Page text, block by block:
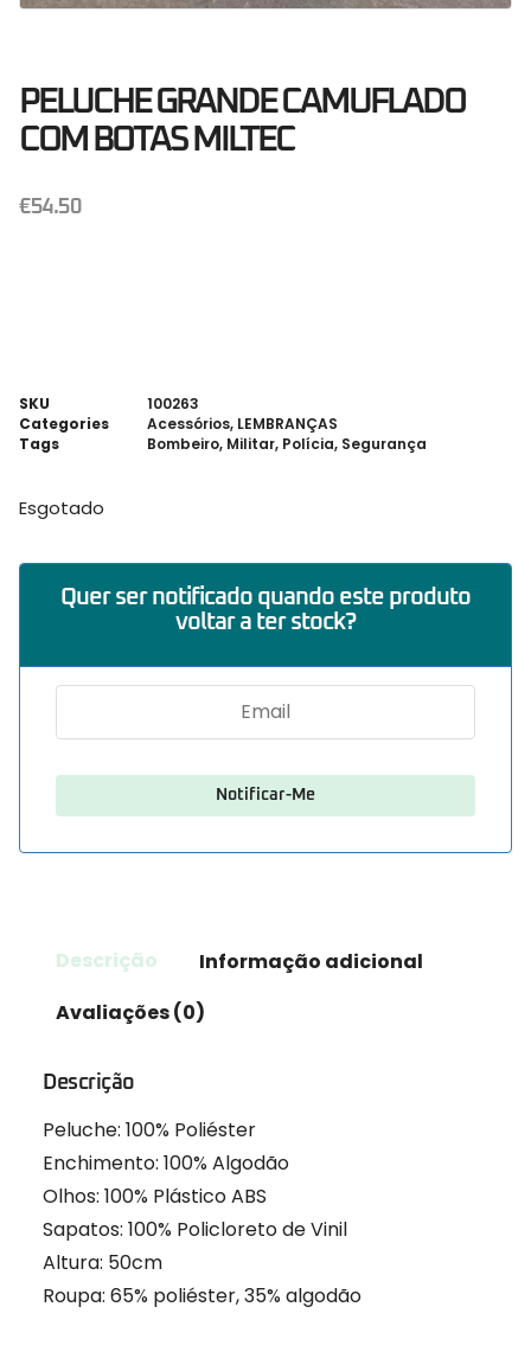
PELUCHE GRANDE CAMUFLADO
COM BOTAS MILTEC
€54.50
SKU
100263
Categories
Acessórios, LEMBRANÇAS
Tags
Bombeiro, Militar, Polícia, Segurança
Esgotado
Quer ser notificado quando este produto
voltar a ter stock?
Descrição
Informação adicional
Avaliações (0)
Descrição
Peluche: 100% Poliéster
Enchimento: 100% Algodão
Olhos: 100% Plástico ABS
Sapatos: 100% Policloreto de Vinil
Altura: 50cm
Roupa: 65% poliéster, 35% algodão